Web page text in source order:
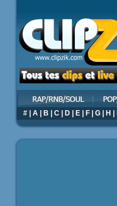
# A B C D E F G H